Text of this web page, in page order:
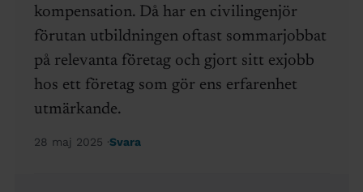
kompensation. Då har en civilingenjör
förutan utbildningen oftast sommarjobbat
på relevanta företag och gjort sitt exjobb
hos ett företag som gör ens erfarenhet
utmärkande.
28 maj 2025 Svara